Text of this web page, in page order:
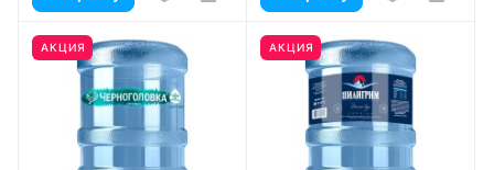
АКЦИЯ АКЦИЯ